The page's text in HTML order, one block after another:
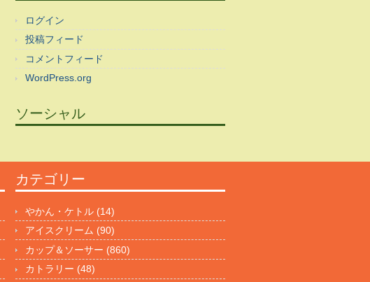
ログイン
投稿フィード
コメントフィード
WordPress.org
ソーシャル
カテゴリー
やかん・ケトル (14)
アイスクリーム (90)
カップ＆ソーサー (860)
カトラリー (48)